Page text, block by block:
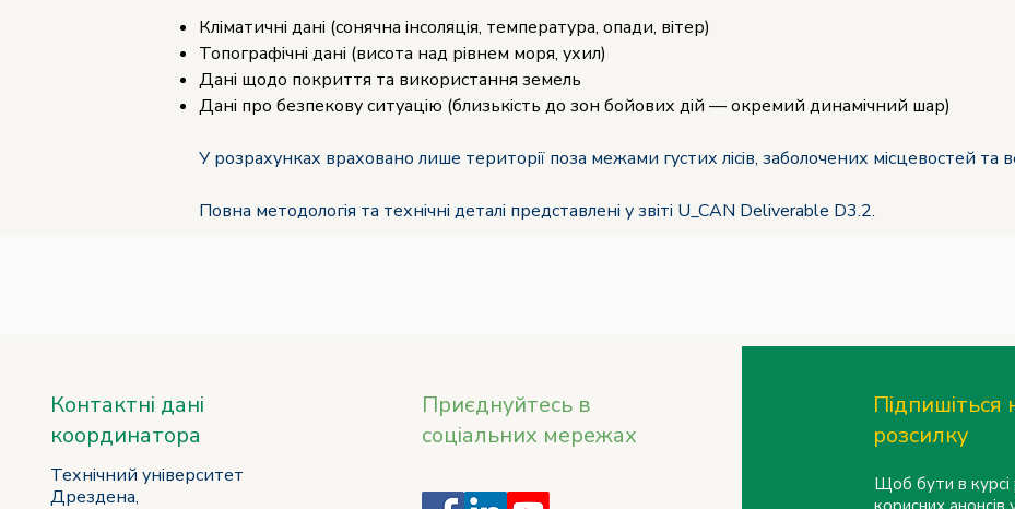
Кліматичні дані (сонячна інсоляція, температура, опади, вітер)
Топографічні дані (висота над рівнем моря, ухил)
Дані щодо покриття та використання земель
Дані про безпекову ситуацію (близькість до зон бойових дій — окремий динамічний шар)
У розрахунках враховано лише території поза межами густих лісів, заболочених місцевостей та
Повна методологія та технічні деталі представлені у звіті U_CAN Deliverable D3.2.
Контактні дані
координатора
Технічний університет
Дрездена,
Приєднуйтесь в
соціальних мережах
Підпишіться
розсилку
Щоб бути в курсі